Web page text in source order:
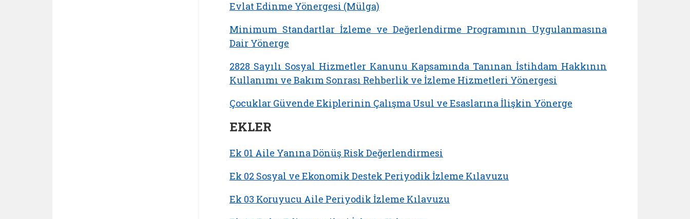
Evlat Edinme Yönergesi (Mülga)
Minimum Standartlar İzleme ve Değerlendirme Programının Uygulanmasına
Dair Yönerge
2828 Sayılı Sosyal Hizmetler Kanunu Kapsamında Tanınan İstihdam Hakkının
Kullanımı ve Bakım Sonrası Rehberlik ve İzleme Hizmetleri Yönergesi
Çocuklar Güvende Ekiplerinin Çalışma Usul ve Esaslarına İlişkin Yönerge
EKLER
Ek 01 Aile Yanına Dönüş Risk Değerlendirmesi
Ek 02 Sosyal ve Ekonomik Destek Periyodik İzleme Kılavuzu
Ek 03 Koruyucu Aile Periyodik İzleme Kılavuzu